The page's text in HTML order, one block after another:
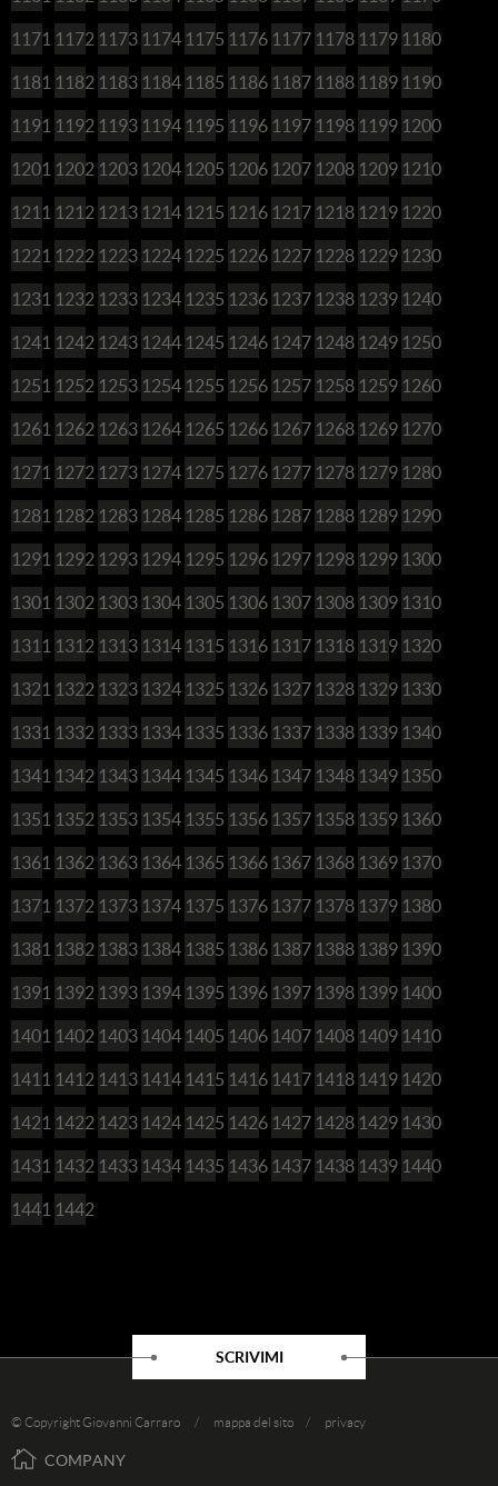
1171 1172 1173 1174 1175 1176 1177 1178 1179 1180
1181 1182 1183 1184 1185 1186 1187 1188 1189 1190
1191 1192 1193 1194 1195 1196 1197 1198 1199 1200
1201 1202 1203 1204 1205 1206 1207 1208 1209 1210
1211 1212 1213 1214 1215 1216 1217 1218 1219 1220
1221 1222 1223 1224 1225 1226 1227 1228 1229 1230
1231 1232 1233 1234 1235 1236 1237 1238 1239 1240
1241 1242 1243 1244 1245 1246 1247 1248 1249 1250
1251 1252 1253 1254 1255 1256 1257 1258 1259 1260
1261 1262 1263 1264 1265 1266 1267 1268 1269 1270
1271 1272 1273 1274 1275 1276 1277 1278 1279 1280
1281 1282 1283 1284 1285 1286 1287 1288 1289 1290
1291 1292 1293 1294 1295 1296 1297 1298 1299 1300
1301 1302 1303 1304 1305 1306 1307 1308 1309 1310
1311 1312 1313 1314 1315 1316 1317 1318 1319 1320
1321 1322 1323 1324 1325 1326 1327 1328 1329 1330
1331 1332 1333 1334 1335 1336 1337 1338 1339 1340
1341 1342 1343 1344 1345 1346 1347 1348 1349 1350
1351 1352 1353 1354 1355 1356 1357 1358 1359 1360
1361 1362 1363 1364 1365 1366 1367 1368 1369 1370
1371 1372 1373 1374 1375 1376 1377 1378 1379 1380
1381 1382 1383 1384 1385 1386 1387 1388 1389 1390
1391 1392 1393 1394 1395 1396 1397 1398 1399 1400
1401 1402 1403 1404 1405 1406 1407 1408 1409 1410
1411 1412 1413 1414 1415 1416 1417 1418 1419 1420
1421 1422 1423 1424 1425 1426 1427 1428 1429 1430
1431 1432 1433 1434 1435 1436 1437 1438 1439 1440
1441 1442
SCRIVIMI
© Copyright Giovanni Carraro / mappa del sito / privacy
COMPANY